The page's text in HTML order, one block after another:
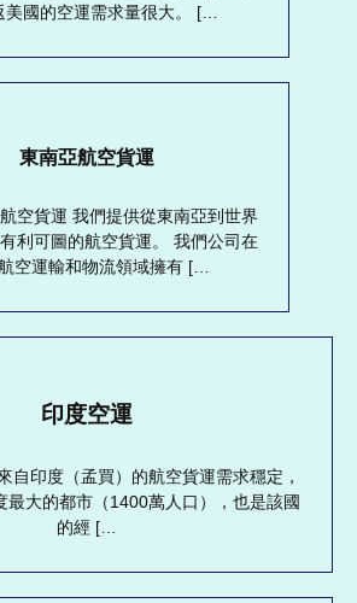
美國的空運需求量很大。 […
東南亞航空貨運
空貨運 我們提供從東南亞到世界
利可圖的航空貨運。 我們公司在
空運輸和物流領域擁有 […
印度空運
自印度（孟買）的航空貨運需求穩定，
最大的都市（1400萬人口），也是該國
的經 […